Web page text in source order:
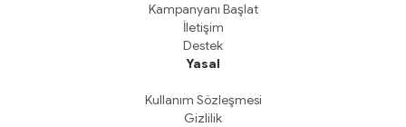
Kampanyanı Başlat
İletişim
Destek
Yasal
Kullanım Sözleşmesi
Gizlilik